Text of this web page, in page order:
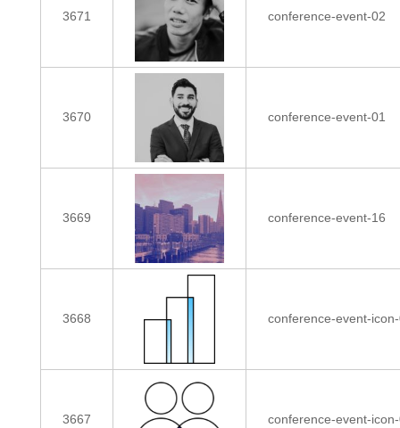
3671 conference-event-02
3670 conference-event-01
3669 conference-event-16
3668 conference-event-
3667 conference-event-